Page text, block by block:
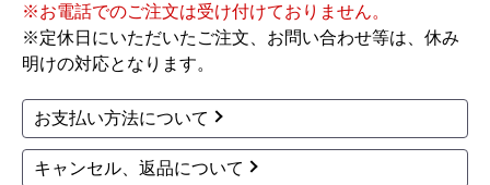
１．５点は、少々工事が雑。
過去の業者で一番最低。良かった点は、ただ一
つ、愛想が良かったこと。
なにかも分からない。少々不安である。
工事後は、初期設定や取り扱いの説明もなく、慌
※お電話でのご注文は受け付けておりません。
※定休日にいただいたご注文、お問い合わせ等は、休み
明けの対応となります。
お支払い方法について
キャンセル、返品について